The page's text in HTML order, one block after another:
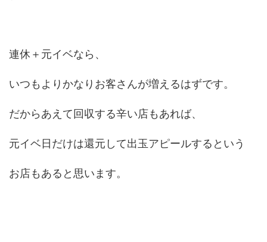
連休＋元イベなら、
いつもよりかなりお客さんが増えるはずです。
だからあえて回収する辛い店もあれば、
元イベ日だけは還元して出玉アピールするという
お店もあると思います。